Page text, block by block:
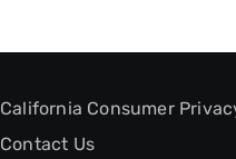
California Consumer
Contact Us